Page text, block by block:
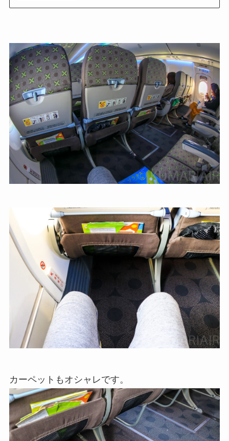
カーペットもオシャレです。